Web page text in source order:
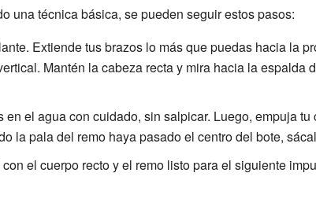
una técnica básica, se pueden seguir estos pasos:
Extiende tus brazos lo más que puedas hacia la
Mantén la cabeza recta y mira hacia la espalda
en el agua con cuidado, sin salpicar. Luego, empuja
la pala del remo haya pasado el centro del bote,
el cuerpo recto y el remo listo para el siguiente